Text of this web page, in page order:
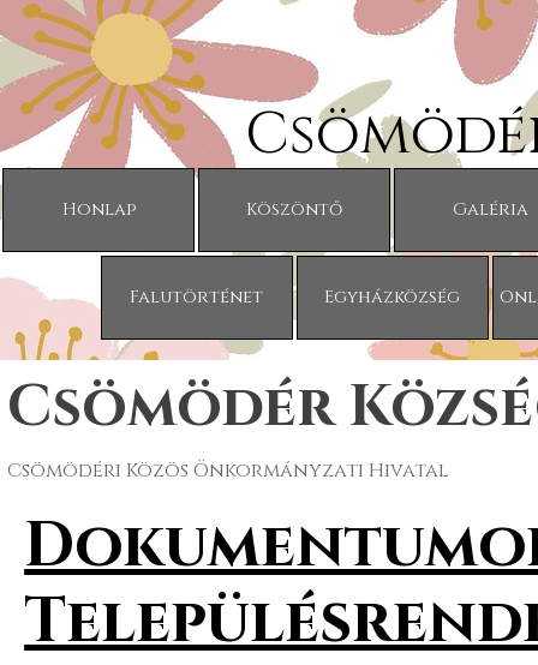
Tartalomhoz ugrás
Honlap Köszöntő Galéria
Falutörténet Egyházközség
Csömödér
Csömödéri Közös Önkormányzati Hivatal